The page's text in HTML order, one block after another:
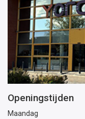
Openingstijden
Maandag